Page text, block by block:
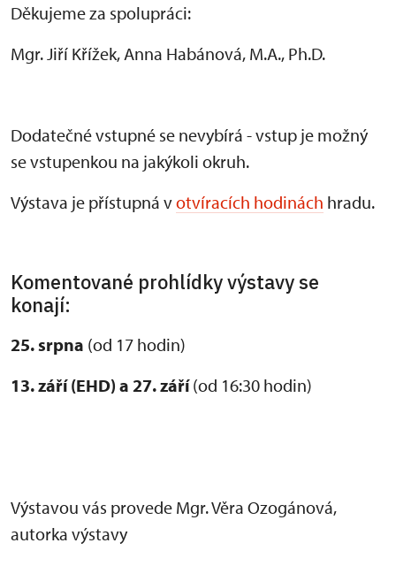
Děkujeme za spolupráci:
Mgr. Jiří Křížek, Anna Habánová, M.A., Ph.D.
Dodatečné vstupné se nevybírá - vstup je možný
se vstupenkou na jakýkoli okruh.
Výstava je přístupná votvíracích hodinách hradu.
Komentované prohlídky výstavy se
konají:
25. srpna (od 17 hodin)
13. září (EHD) a 27. září(od 16:30 hodin)
Výstavou vás provede Mgr. Věra Ozogánová,
autorka výstavy